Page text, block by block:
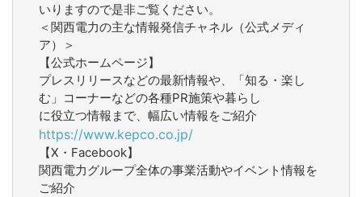
いりますので是非ご覧ください。
＜関西電力の主な情報発信チャネル（公式メディ
ア）＞
【公式ホームページ】
プレスリリースなどの最新情報や、「知る・楽し
む」コーナーなどの各種PR施策や暮らし
に役立つ情報まで、幅広い情報をご紹介
https://www.kepco.co.jp/
【X・Facebook】
関西電力グループ全体の事業活動やイベント情報を
ご紹介